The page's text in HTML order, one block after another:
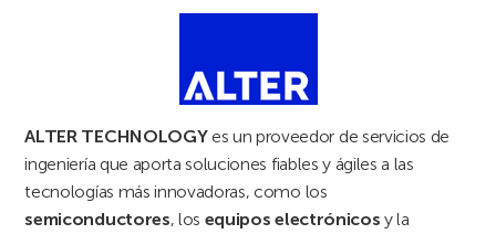
ALTER TECHNOLOGYes un proveedor de servicios de
ingeniería que aporta soluciones fiables y ágiles a las
tecnologías más innovadoras, como los
semiconductores, los equipos electrónicos y la